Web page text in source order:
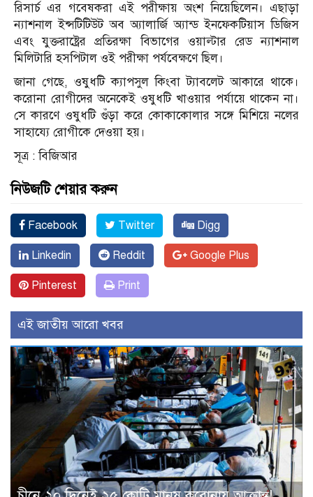
রিসার্চ এর গবেষকরা এই পরীক্ষায় অংশ নিয়েছিলেন। এছাড়া
ন্যাশনাল ইন্সটিটিউট অব অ্যালার্জি অ্যান্ড ইনফেকটিয়াস ডিজিস
এবং যুক্তরাষ্ট্রের প্রতিরক্ষা বিভাগের ওয়াল্টার রেড ন্যাশনাল
মিলিটারি হসপিটাল ওই পরীক্ষা পর্যবেক্ষণে ছিল।
জানা গেছে, ওষুধটি ক্যাপসুল কিংবা ট্যাবলেট আকারে থাকে।
করোনা রোগীদের অনেকেই ওষুধটি খাওয়ার পর্যায়ে থাকেন না।
সে কারণে ওষুধটি গুঁড়া করে কোকাকোলার সঙ্গে মিশিয়ে নলের
সাহায্যে রোগীকে দেওয়া হয়।
সূত্র : বিজিআর
নিউজটি শেয়ার করুন
Facebook Twitter Digg
Linkedin Reddit Google Plus
Pinterest Print
এই জাতীয় আরো খবর